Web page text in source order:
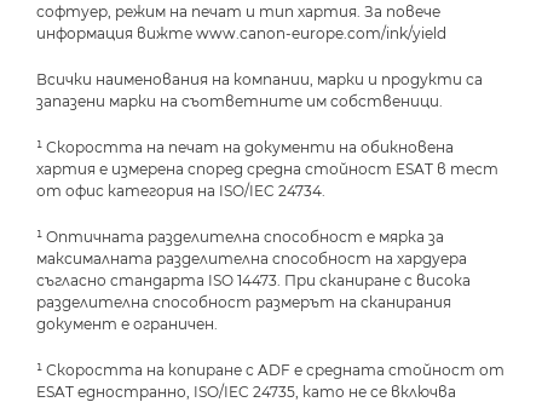
софтуер, режим на печат и тип хартия. За повече
информация вижте www.canon-europe.com/ink/yield
Всички наименования на компании, марки и продукти са
запазени марки на съответните им собственици.
¹ Скоростта на печат на документи на обикновена
хартия е измерена според средна стойност ESAT в тест
от офис категория на ISO/IEC 24734.
¹ Оптичната разделителна способност е мярка за
максималната разделителна способност на хардуера
съгласно стандарта ISO 14473. При сканиране с висока
разделителна способност размерът на сканирания
документ е ограничен.
¹ Скоростта на копиране с ADF е средната стойност от
ESAT едностранно, ISO/IEC 24735, като не се включва